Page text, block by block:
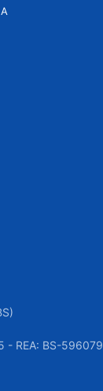
- REA: BS-596079